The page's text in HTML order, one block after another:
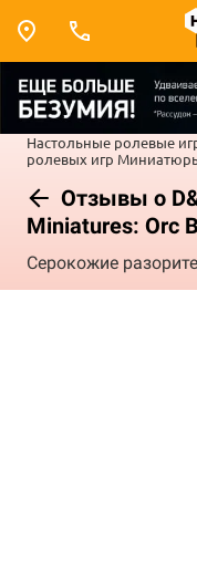
Настольные ролевые
ролевых игр
Отзывы о
Miniatures: Orc
Серокожие